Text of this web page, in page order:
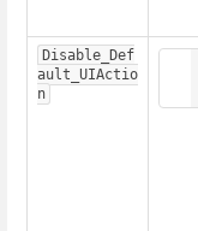
Disable_Def
ault_UIActio
n